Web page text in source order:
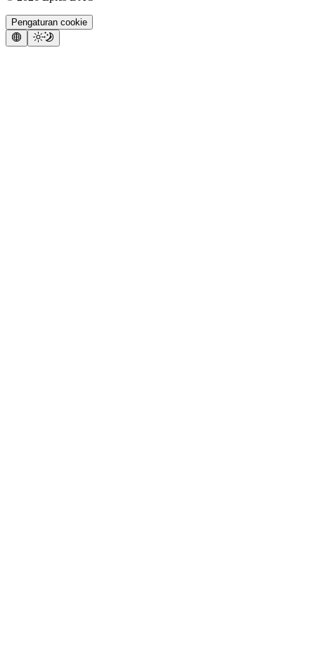
Pengaturan cookie